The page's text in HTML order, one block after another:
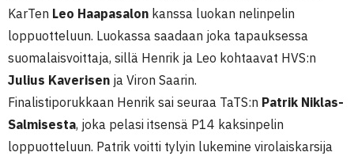
KarTen Leo Haapasalon kanssa luokan nelinpelin
loppuotteluun. Luokassa saadaan joka tapauksessa
suomalaisvoittaja, sillä Henrik ja Leo kohtaavat HVS:n
Julius Kaverisen ja Viron Saarin.
Finalistiporukkaan Henrik sai seuraa TaTS:n Patrik Niklas-
Salmisesta, joka pelasi itsensä P14 kaksinpelin
loppuotteluun. Patrik voitti tylyin lukemine virolaiskarsija